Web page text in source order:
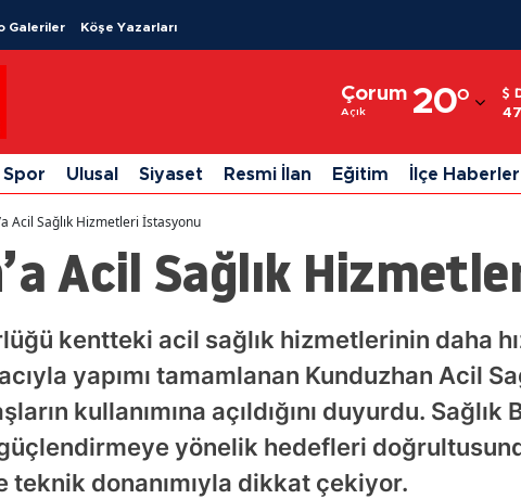
Galeriler Köşe Yazarları
Çorum
Açık 20°
Adıyaman
Afyonkarahisar
Ağrı
Ankara
Antalya
Artvin
Aydın
Balıkesir
Spor Ulusal Siyaset Resmi İlan Eğitim İlçe
Acil Sağlık Hizmetleri İstasyonu
Acil Sağlık
kentteki acil sağlık hizmetlerinin daha
yapımı tamamlanan Kunduzhan Acil
kullanımına açıldığını duyurdu. Sağlık
güçlendirmeye yönelik hedefleri
teknik donanımıyla dikkat çekiyor.